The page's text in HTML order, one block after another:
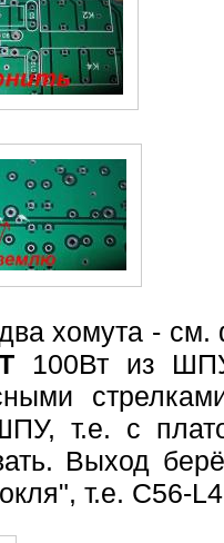
хомута - см.
100Вт из
т.е. с
Выход
т.е. С56-